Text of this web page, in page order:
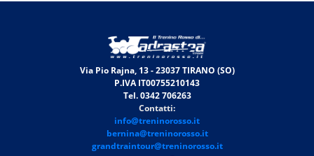
Via Pio Rajna, 13 - 23037 TIRANO (SO)
P.IVA IT00755210143
Tel. 0342 706263
Contatti:
info@treninorosso.it
bernina@treninorosso.it
grandtraintour@treninorosso.it